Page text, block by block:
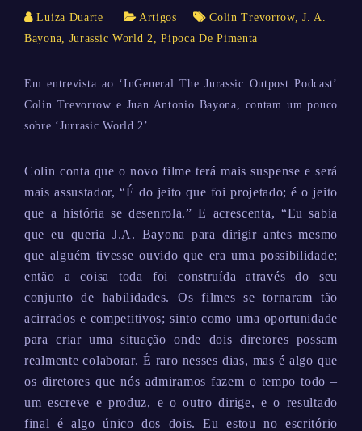
Luiza Duarte Artigos Colin Trevorrow,J. A.
Bayona, Jurassic World 2,Pipoca De Pimenta
Em entrevista ao ‘InGeneral The Jurassic Outpost Podcast’
Colin Trevorrow e Juan Antonio Bayona, contam um pouco
sobre ‘Jurrasic World 2’
Colin conta que o novo filme terá mais suspense e será
mais assustador, “É do jeito que foi projetado; é o jeito
que a história se desenrola.” E acrescenta, “Eu sabia
que eu queria J.A. Bayona para dirigir antes mesmo
que alguém tivesse ouvido que era uma possibilidade;
então a coisa toda foi construída através do seu
conjunto de habilidades. Os filmes se tornaram tão
acirrados e competitivos; sinto como uma oportunidade
para criar uma situação onde dois diretores possam
realmente colaborar. É raro nesses dias, mas é algo que
os diretores que nós admiramos fazem o tempo todo –
um escreve e produz, e o outro dirige, e o resultado
final é algo único dos dois. Eu estou no escritório